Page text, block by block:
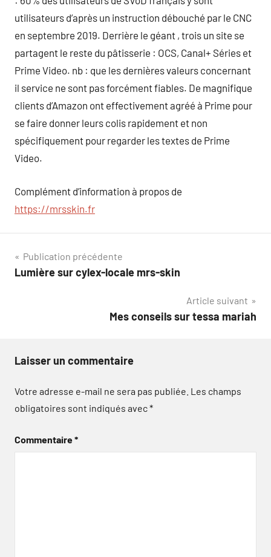
utilisateurs d’après un instruction débouché par le CNC
en septembre 2019. Derrière le géant , trois un site se
partagent le reste du pâtisserie : OCS, Canal+ Séries et
Prime Video. nb : que les dernières valeurs concernant
il service ne sont pas forcément fiables. De magnifique
clients d’Amazon ont effectivement agréé à Prime pour
se faire donner leurs colis rapidement et non
spécifiquement pour regarder les textes de Prime
Video.
Complément d’information à propos de
https://mrsskin.fr
Navigation
de
Publication précédente
Lumière sur cylex-locale mrs-skin
Article suivant
Mes conseils sur tessa mariah
Laisser un commentaire
Votre adresse e-mail ne sera pas publiée. Les champs
obligatoires sont indiqués avec*
Commentaire*